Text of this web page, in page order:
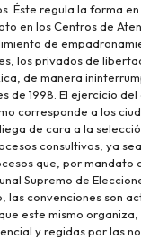
Éste regula la forma
en los Centros de
de
los privados de
de manera
de 1998. El ejercicio
corresponde a los
de cara a la
consultivos, ya
que, por mandato
Supremo de
las convenciones son
este mismo
y regidas por las